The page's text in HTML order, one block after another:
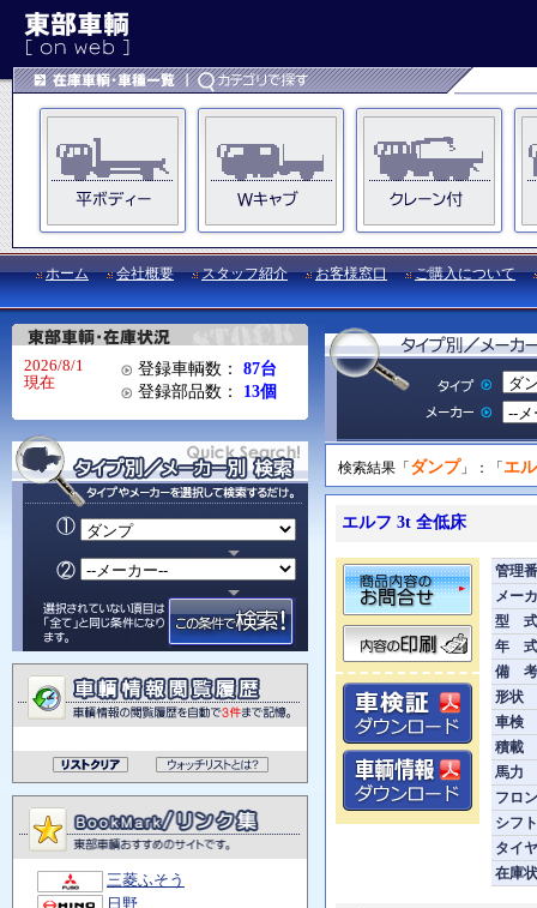
ホーム 会社概要 スタッフ紹介 お客様窓口 ご購入について
2026/8/1
現在
登録車輌数：
87台
登録部品数：
13個
三菱ふそう
日野
検索結果「 ダンプ 」：「 エ
エルフ 3t 全低床
管理
メー
型 式
年 式
備 考
形状
車検
積載
馬力
フロ
シフト
タイヤ
在庫